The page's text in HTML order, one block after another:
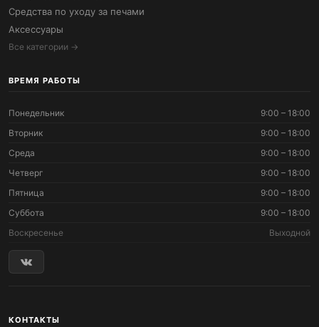
Средства по уходу за печами
Аксессуары
Все категории →
ВРЕМЯ РАБОТЫ
Понедельник
9:00 – 18:00
Вторник
9:00 – 18:00
Среда
9:00 – 18:00
Четверг
9:00 – 18:00
Пятница
9:00 – 18:00
Суббота
9:00 – 18:00
Воскресенье
Выходной
КОНТАКТЫ